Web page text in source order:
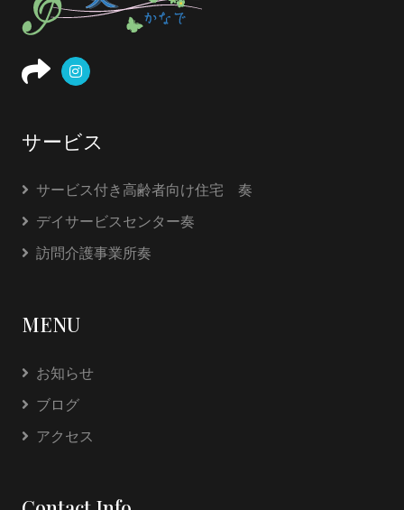
サービス
サービス付き高齢者向け住宅 奏
デイサービスセンター奏
訪問介護事業所奏
MENU
お知らせ
ブログ
アクセス